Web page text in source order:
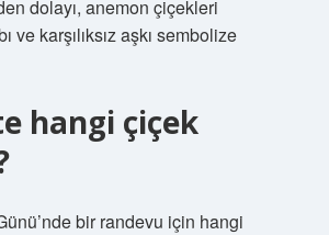
dolayı, anemon çiçekleri
ve karşılıksız aşkı sembolize
hangi çiçek
bir randevu için hangi